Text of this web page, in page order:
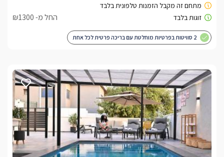
החל מ- ₪1300
2 סוויטות בפרטיות מוחלטת עם בריכה פרטית לכל אחת